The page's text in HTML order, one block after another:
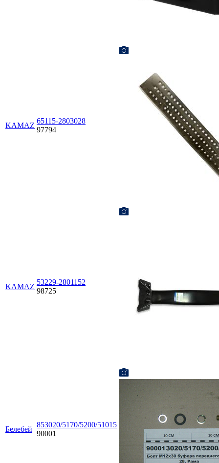
KAMAZ
65115-2803028
97794
KAMAZ
53229-2801152
98725
Белебей
853020/5170/5200/51015
90001